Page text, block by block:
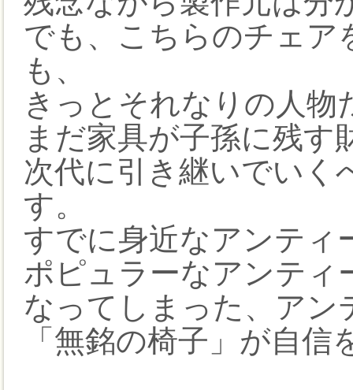
でも、こちらのチェア
も、
きっとそれなりの人
まだ家具が子孫に残す
次代に引き継いでいく
す。
すでに身近なアンティ
ポピュラーなアンティ
なってしまった、アン
「無銘の椅子」が自